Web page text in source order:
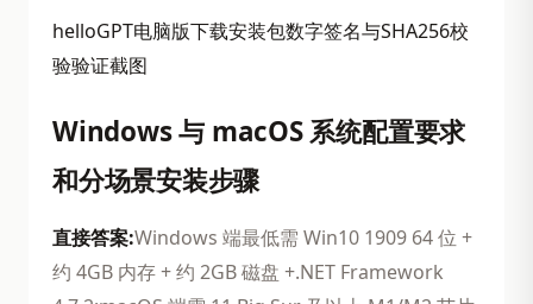
helloGPT电脑版下载安装包数字签名与SHA256校
验验证截图
Windows 与 macOS 系统配置要求
和分场景安装步骤
直接答案:Windows 端最低需 Win10 1909 64 位 +
约 4GB 内存 + 约 2GB 磁盘 +.NET Framework